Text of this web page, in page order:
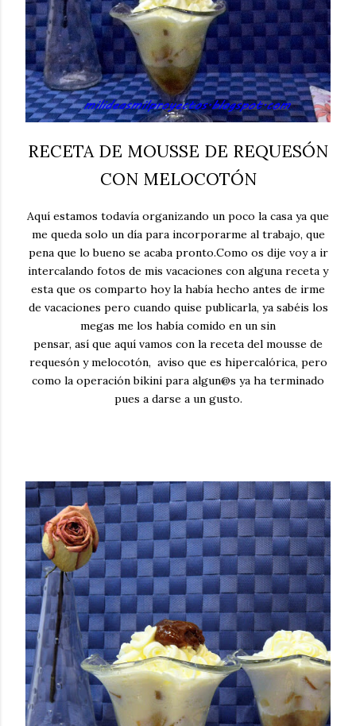
RECETA DE MOUSSE DE REQUESÓN
CON MELOCOTÓN
Aquí estamos todavía organizando un poco la casa ya que
me queda solo un día para incorporarme al trabajo, que
pena que lo bueno se acaba pronto.Como os dije voy a ir
intercalando fotos de mis vacaciones con alguna receta y
esta que os comparto hoy la había hecho antes de irme
de vacaciones pero cuando quise publicarla, ya sabéis los
megas me los había comido en un sin
pensar, así que aquí vamos con la receta del mousse de
requesón y melocotón, aviso que es hipercalórica, pero
como la operación bikini para algun@s ya ha terminado
pues a darse a un gusto.